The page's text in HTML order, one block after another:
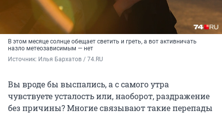
В этом месяце солнце обещает светить и греть, а вот активничать
назло метеозависимым — нет
Источник: Илья Бархатов / 74.RU
Вы вроде бы выспались, а с самого утра
чувствуете усталость или, наоборот, раздражение
без причины? Многие связывают такие перепады